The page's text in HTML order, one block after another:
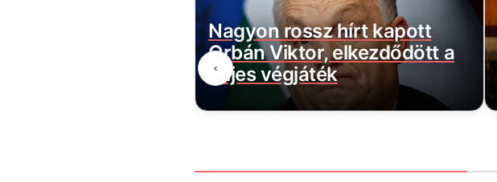
‹
Nagyon rossz hírt kapott
Orbán Viktor, elkezdődött a
teljes végjáték